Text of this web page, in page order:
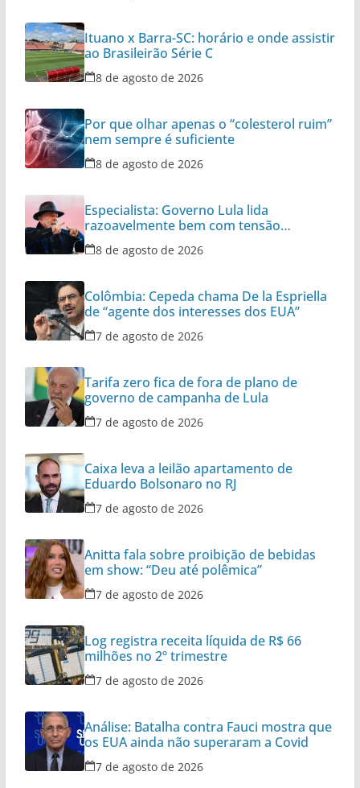
Ituano x Barra-SC: horário e onde assistir
ao Brasileirão Série C
8 de agosto de 2026
Por que olhar apenas o “colesterol ruim”
nem sempre é suficiente
8 de agosto de 2026
Especialista: Governo Lula lida
razoavelmente bem com tensão
diplomática
8 de agosto de 2026
Colômbia: Cepeda chama De la Espriella
de “agente dos interesses dos EUA”
7 de agosto de 2026
Tarifa zero fica de fora de plano de
governo de campanha de Lula
7 de agosto de 2026
Caixa leva a leilão apartamento de
Eduardo Bolsonaro no RJ
7 de agosto de 2026
Anitta fala sobre proibição de bebidas
em show: “Deu até polêmica”
7 de agosto de 2026
Log registra receita líquida de R$ 66
milhões no 2º trimestre
7 de agosto de 2026
Análise: Batalha contra Fauci mostra que
os EUA ainda não superaram a Covid
7 de agosto de 2026